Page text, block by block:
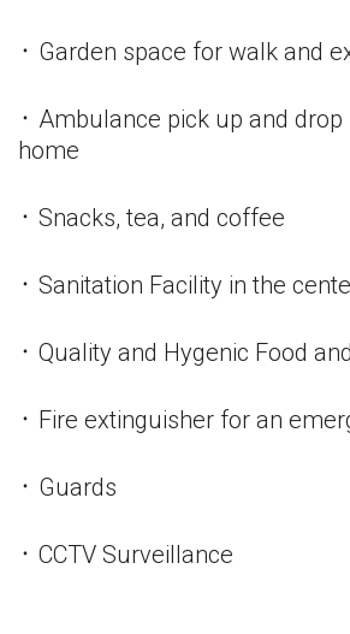
᛫ Garden space for walk and
᛫ Ambulance pick up and
home
᛫ Snacks, tea, and coffee
᛫ Sanitation Facility in the
᛫ Quality and Hygenic Food
᛫ Fire extinguisher for an
᛫ Guards
᛫ CCTV Surveillance